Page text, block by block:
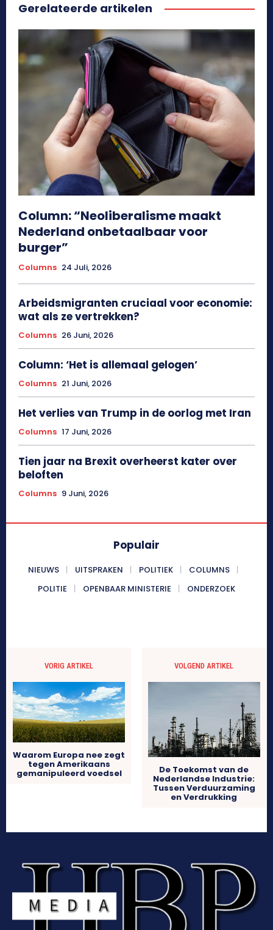
Gerelateerde artikelen
Column: “Neoliberalisme maakt
Nederland onbetaalbaar voor
burger”
Columns 24 Juli, 2026
Arbeidsmigranten cruciaal voor economie:
wat als ze vertrekken?
Columns 26 Juni, 2026
Column: ‘Het is allemaal gelogen’
Columns 21 Juni, 2026
Het verlies van Trump in de oorlog met Iran
Columns 17 Juni, 2026
Tien jaar na Brexit overheerst kater over
beloften
Columns 9 Juni, 2026
Populair
NIEUWS UITSPRAKEN POLITIEK
COLUMNS
POLITIE
OPENBAAR MINISTERIE ONDERZOEK
VORIG ARTIKEL
Waarom Europa nee zegt
tegen Amerikaans
gemanipuleerd voedsel
VOLGEND ARTIKEL
De Toekomst van de
Nederlandse Industrie:
Tussen Verduurzaming
en Verdrukking